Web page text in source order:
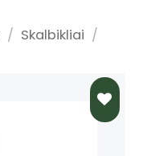
/ Skalbikliai /